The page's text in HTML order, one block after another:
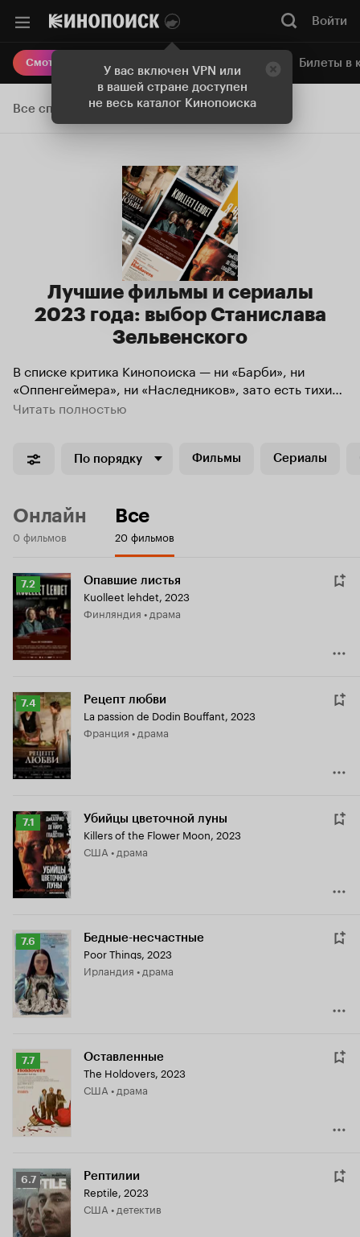
У вас включен VPN или
в вашей стране доступен
не весь каталог Кинопоиска
Войти
Смотреть кино Онлайн-кинотеатр Билеты в
Все списки
Лучшие фильмы и сериалы
2023 года: выбор Станислава
Зельвенского
В списке критика Кинопоиска — ни «Барби», ни
«Оппенгеймера», ни «Наследников», зато есть тихий
шедевр Netflix с Джастином Тимберлейком, комедия
точно не слышали.
Читать полностью
По порядку Фильмы Сериалы
Онлайн
0 фильмов
Все
20 фильмов
Рейтинг
Кинопоиска
7.2
7.2 Опавшие листья
Kuolleet lehdet, 2023
Финляндия • драма
Рейтинг
Кинопоиска
7.4
7.4 Рецепт любви
La passion de Dodin Bouffant, 2023
Франция • драма
Рейтинг
Кинопоиска
7.1
7.1 Убийцы цветочной луны
Killers of the Flower Moon, 2023
США • драма
Рейтинг
Кинопоиска
7.6
7.6 Бедные-несчастные
Poor Things, 2023
Ирландия • драма
Рейтинг
Кинопоиска
7.7
7.7 Оставленные
The Holdovers, 2023
США • драма
Рейтинг
Кинопоиска
6.7
6.7 Рептилии
Reptile, 2023
США • детектив